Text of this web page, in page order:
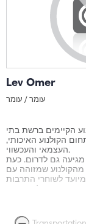
Lev Omer
עומר / עומר
הקיימים ברשת בתי
הקולנוע האיכותי,
העצמאי והעכשווי.
גם לדרום. כעת
מהקולנוע שמזוהה עם